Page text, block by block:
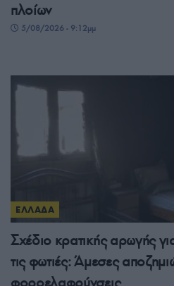
πλοίων
5/08/2026 - 9:12μμ
ΕΛΛΑΔΑ
Σχέδιο κρατικής αρωγής
τις φωτιές: Άμεσες